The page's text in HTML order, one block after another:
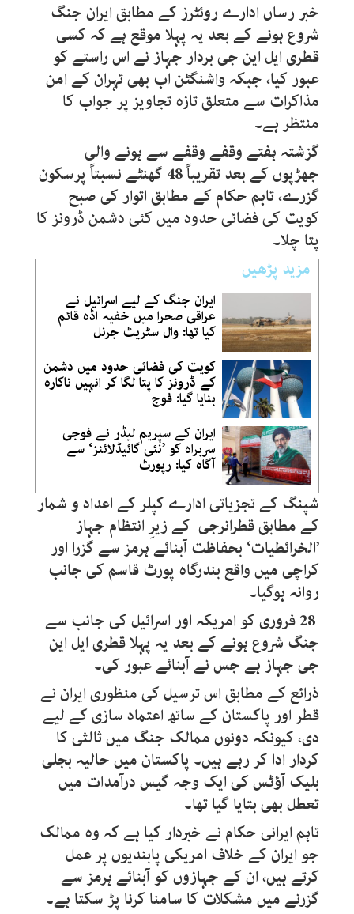
خبر رساں ادارے روئٹرز کے مطابق ایران جنگ
شروع ہونے کے بعد یہ پہلا موقع ہے کہ کسی
قطری ایل این جی بردار جہاز نے اس راستے کو
عبور کیا، جبکہ واشنگٹن اب بھی تہران کے امن
مذاکرات سے متعلق تازہ تجاویز پر جواب کا
منتظر ہے۔
گزشتہ ہفتے وقفے وقفے سے ہونے والی
جھڑپوں کے بعد تقریباً 48 گھنٹے نسبتاً پرسکون
گزرے، تاہم حکام کے مطابق اتوار کی صبح
کویت کی فضائی حدود میں کئی دشمن ڈرونز کا
پتا چلا۔
مزید پڑھیں
ایران جنگ کے لیے اسرائیل نے
عراقی صحرا میں خفیہ اڈہ قائم
کیا تھا: وال سٹریٹ جرنل
کویت کی فضائی حدود میں دشمن
کے ڈرونز کا پتا لگا کر انہیں ناکارہ
بنایا گیا: فوج
ایران کے سپریم لیڈر نے فوجی
سربراہ کو ’نئی گائیڈلائنز‘ سے
آگاہ کیا: رپورٹ
شپنگ کے تجزیاتی ادارے کپلر کے اعداد و شمار
کے مطابق قطرانرجی کے زیرِ انتظام جہاز
’الخرائطیات‘ بحفاظت آبنائے ہرمز سے گزرا اور
کراچی میں واقع بندرگاہ پورٹ قاسم کی جانب
روانہ ہوگیا۔
28 فروری کو امریکہ اور اسرائیل کی جانب سے
جنگ شروع ہونے کے بعد یہ پہلا قطری ایل این
جی جہاز ہے جس نے آبنائے عبور کی۔
ذرائع کے مطابق اس ترسیل کی منظوری ایران نے
قطر اور پاکستان کے ساتھ اعتماد سازی کے لیے
دی، کیونکہ دونوں ممالک جنگ میں ثالثی کا
کردار ادا کر رہے ہیں۔ پاکستان میں حالیہ بجلی
بلیک آؤٹس کی ایک وجہ گیس درآمدات میں
تعطل بھی بتایا گیا تھا۔
تاہم ایرانی حکام نے خبردار کیا ہے کہ وہ ممالک
جو ایران کے خلاف امریکی پابندیوں پر عمل
کرتے ہیں، ان کے جہازوں کو آبنائے ہرمز سے
گزرنے میں مشکلات کا سامنا کرنا پڑ سکتا ہے۔